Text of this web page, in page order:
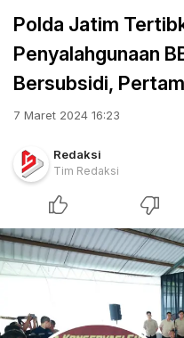
Polda Jatim
Penyalahgunaan
Bersubsidi,
7 Maret 2024 16:23
Redaksi
Tim Redaksi